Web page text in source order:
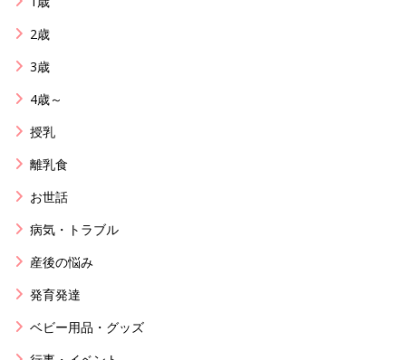
2歳
3歳
4歳～
授乳
離乳食
お世話
病気・トラブル
産後の悩み
発育発達
ベビー用品・グッズ